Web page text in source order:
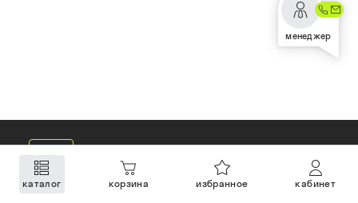
каталог корзина избранное кабинет
менеджер